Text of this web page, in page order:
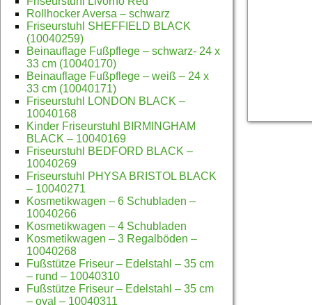
Rollhocker Aversa – schwarz
Friseurstuhl SHEFFIELD BLACK
(10040259)
Beinauflage Fußpflege – schwarz- 24 x
33 cm (10040170)
Beinauflage Fußpflege – weiß – 24 x
33 cm (10040171)
Friseurstuhl LONDON BLACK –
10040168
Kinder Friseurstuhl BIRMINGHAM
BLACK – 10040169
Friseurstuhl BEDFORD BLACK –
10040269
Friseurstuhl PHYSA BRISTOL BLACK
– 10040271
Kosmetikwagen – 6 Schubladen –
10040266
Kosmetikwagen – 4 Schubladen
Kosmetikwagen – 3 Regalböden –
10040268
Fußstütze Friseur – Edelstahl – 35 cm
– rund – 10040310
Fußstütze Friseur – Edelstahl – 35 cm
– oval – 10040311